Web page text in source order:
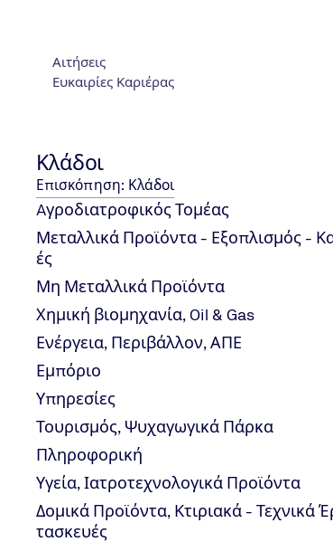
Αιτήσεις
Ευκαιρίες Καριέρας
Κλάδοι
Επισκόπηση: Κλάδοι
Aγροδιατροφικός Τομέας
Μεταλλικά Προϊόντα - Εξοπλισμός -
ές
Μη Μεταλλικά Προϊόντα
Χημική βιομηχανία, Oil & Gas
Ενέργεια, Περιβάλλον, ΑΠΕ
Εμπόριο
Υπηρεσίες
Τουρισμός, Ψυχαγωγικά Πάρκα
Πληροφορική
Υγεία, Ιατροτεχνολογικά Προϊόντα
Δομικά Προϊόντα, Κτιριακά - Τεχνικά
τασκευές
και την
σχετική
των
Στοιχεία Επικοινωνίας
κ.Δανάη Ντόκου
PC FOOD
Tel.: +30 215
215 7461
dntokou@tuv-
nord.com